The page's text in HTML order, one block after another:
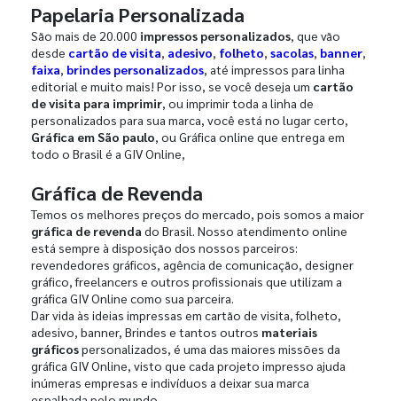
Papelaria Personalizada
São mais de 20.000 impressos personalizados, que vão
desde cartão de visita, adesivo, folheto, sacolas, banner,
faixa, brindes personalizados, até impressos para linha
editorial e muito mais! Por isso, se você deseja um cartão
de visita para imprimir, ou imprimir toda a linha de
personalizados para sua marca, você está no lugar certo,
Gráfica em São paulo, ou Gráfica online que entrega em
todo o Brasil é a GIV Online,
Gráfica de Revenda
Temos os melhores preços do mercado, pois somos a maior
gráfica de revenda do Brasil. Nosso atendimento online
está sempre à disposição dos nossos parceiros:
revendedores gráficos, agência de comunicação, designer
gráfico, freelancers e outros profissionais que utilizam a
gráfica GIV Online como sua parceira.
Dar vida às ideias impressas em cartão de visita, folheto,
adesivo, banner, Brindes e tantos outros materiais
gráficospersonalizados, é uma das maiores missões da
gráfica GIV Online, visto que cada projeto impresso ajuda
inúmeras empresas e indivíduos a deixar sua marca